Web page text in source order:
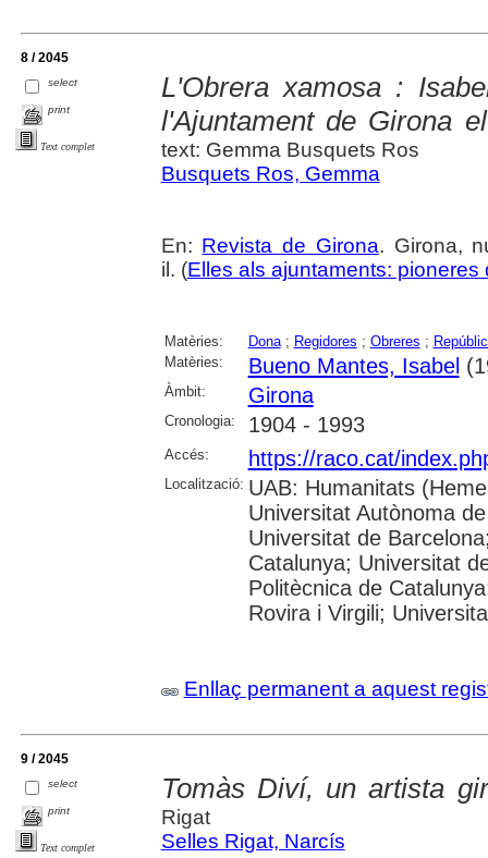
8 / 2045
select
print
Text complet
L'Obrera xamosa :
l'Ajuntament de Girona
text: Gemma Busquets Ros
Busquets Ros, Gemma
En: Revista de Girona. Girona,
il. (Elles als ajuntaments: pioneres
Matèries: Dona; Regidores ; Obreres ;
Matèries:
Bueno Mantes, Isabel
Àmbit: Girona
Cronologia: 1904 - 1993
Accés: https://raco.cat/
Localització: UAB: Humanitats
Universitat Autònoma
Universitat de
Catalunya; Universitat
Politècnica de
Rovira i Virgili;
Enllaç permanent a aquest
9 / 2045
select
print
Text complet
Tomàs Diví, un artista
Rigat
Selles Rigat, Narcís